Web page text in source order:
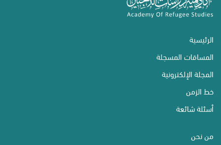
الرئيسية
المساقات المسجلة
المجلة الإلكترونية
خط الزمن
أسئلة شائعة
من نحن